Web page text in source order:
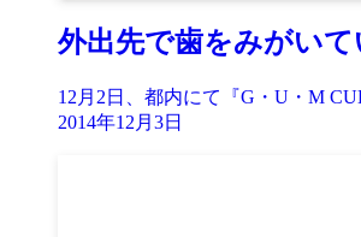
外出先で歯をみがい
12月2日、都内にて『G・U・M
2014年12月3日